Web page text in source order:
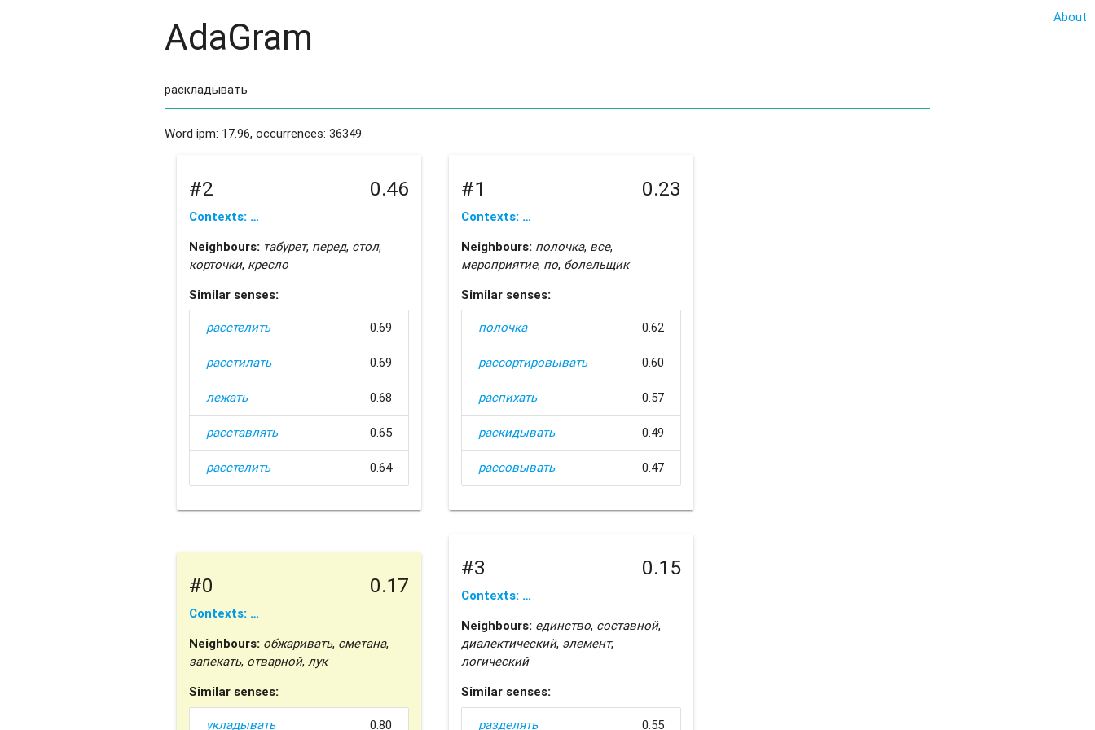
About
AdaGram
Word ipm: 17.96, occurrences: 36349.
#2 0.46
Contexts: …
Neighbours: табурет, перед, стол,
корточки, кресло
Similar senses:
расстелить 0.69
расстилать 0.69
лежать 0.68
расставлять 0.65
расстелить 0.64
#1 0.23
Contexts: …
Neighbours: полочка, все,
мероприятие, по, болельщик
Similar senses:
полочка 0.62
рассортировывать 0.60
распихать 0.57
раскидывать 0.49
рассовывать 0.47
#0 0.17
Contexts: …
Neighbours: обжаривать, сметана,
запекать, отварной, лук
Similar senses:
укладывать 0.80
#3 0.15
Contexts: …
Neighbours: единство, составной,
диалектический, элемент,
логический
Similar senses:
разделять 0.55